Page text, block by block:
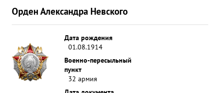
Орден Александра Невского
Дата рождения
01.08.1914
Военно-пересыльный
пункт
32 армия